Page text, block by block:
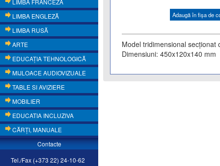
LIMBA FRANCEZĂ
LIMBA ENGLEZĂ
LIMBA RUSĂ
ARTE
EDUCAŢIA TEHNOLOGICĂ
MIJLOACE AUDIOVIZUALE
TABLE SI AVIZIERE
MOBILIER
EDUCATIA INCLUZIVA
CĂRŢI, MANUALE
Contacte
Tel./Fax (+373 22) 24-10-62
Adaugă în fişa de
Model tridimensional
Dimensiuni: 450x120x140 mm